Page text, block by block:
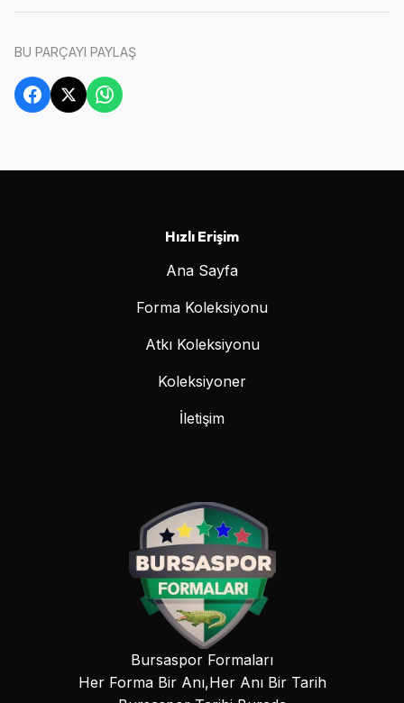
BU PARÇAYI PAYLAŞ
Hızlı Erişim
Ana Sayfa
Forma Koleksiyonu
Atkı Koleksiyonu
Koleksiyoner
İletişim
Bursaspor Formaları
Her Forma Bir Anı,Her Anı Bir Tarih